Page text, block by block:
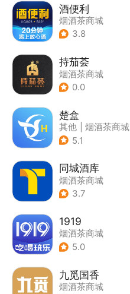
酒便利
烟酒茶商城
3.8
持茄荟
烟酒茶商城
0.0
楚盒
其他
烟酒茶商城
5.1
同城酒库
烟酒茶商城
3.7
1919
烟酒茶商城
5.0
九觅国香
烟酒茶商城